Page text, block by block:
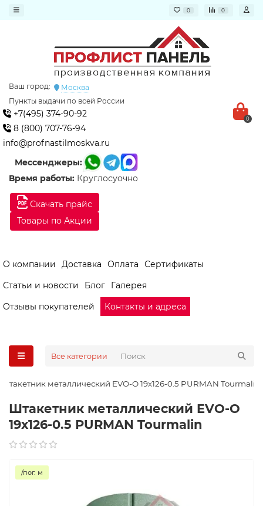
0 0
Скачать прайс
Товары по Акции
Ваш город:
Москва
Пункты выдачи по всей России
+7(495) 374-90-92
8 (800) 707-76-94
info@profnastilmoskva.ru
Мессенджеры:
Время работы: Круглосуочно
0
О компании Доставка Оплата
Сертификаты
Статьи и новости
Блог
Галерея
Отзывы покупателей
Контакты и адреса
Все категории
Штакетник металлический EVO-O 19х126-0.5 PURMAN Tourmalin
Штакетник металлический EVO-O
19х126-0.5 PURMAN Tourmalin
/пог. м